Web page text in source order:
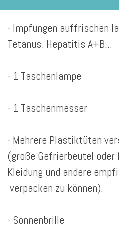
- Impfungen auffrischen
Tetanus, Hepatitis A+B...
- 1 Taschenlampe
- 1 Taschenmesser
- Mehrere Plastiktüten
(große Gefrierbeutel oder
Kleidung und andere
verpacken zu können).
- Sonnenbrille